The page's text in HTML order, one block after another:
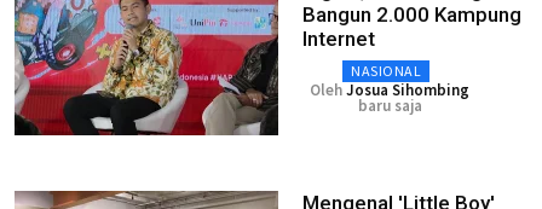
Bangun 2.000 Kampung
Internet
NASIONAL
OlehJosua Sihombing
baru saja
Mengenal 'Little Boy'